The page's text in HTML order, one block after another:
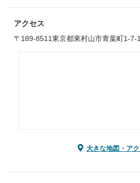
アクセス
〒189-8511東京都東村山市青葉町1-7-1
大きな地図・ア